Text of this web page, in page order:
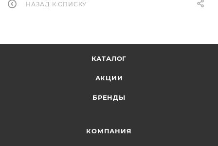
НАЗАД К СПИСКУ
КАТАЛОГ
АКЦИИ
БРЕНДЫ
КОМПАНИЯ